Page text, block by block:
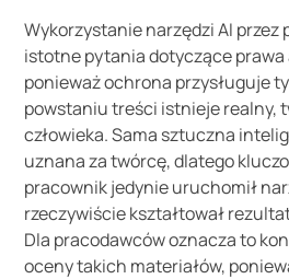
Wykorzystanie narzędzi AI przez
istotne pytania dotyczące
ponieważ ochrona przysługuje
powstaniu treści istnieje realny,
człowieka. Sama sztuczna
uznana za twórcę, dlatego
pracownik jedynie uruchomił
rzeczywiście kształtował
Dla pracodawców oznacza to
oceny takich materiałów,